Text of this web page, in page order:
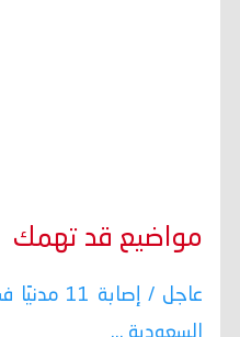
مواضيع قد تهمك
عاجل /
السعودية ...